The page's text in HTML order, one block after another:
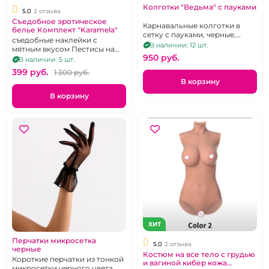
5.0 2 отзыва
Съедобное эротическое
белье Комплект "Karamela"
съедобные наклейки с
мятным вкусом Пестисы на
груди и зону бикини
В наличии: 5 шт.
399 pуб. 1 300 pуб.
В корзину
Колготки "Ведьма" с пауками
Карнавальные колготки в
сетку с пауками, черные,
размер универсальный
В наличии: 12 шт.
950 pуб.
В корзину
Перчатки микросетка
черные
Короткие перчатки из тонкой
ХИТ
5.0 2 отзыва
Костюм на все тело с грудью
и вагиной кибер кожа